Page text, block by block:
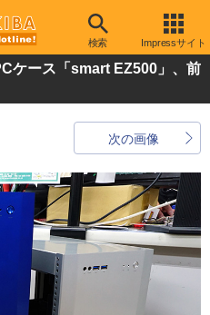
検索 Impressサイト
ケース「smart EZ500」、前
次の画像